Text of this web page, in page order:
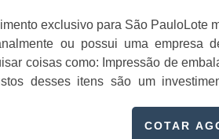
exclusivo para São PauloLote
ou possui uma empresa
coisas como: Impressão de
desses itens são um
as embalagens deixaram de ser
COTAR